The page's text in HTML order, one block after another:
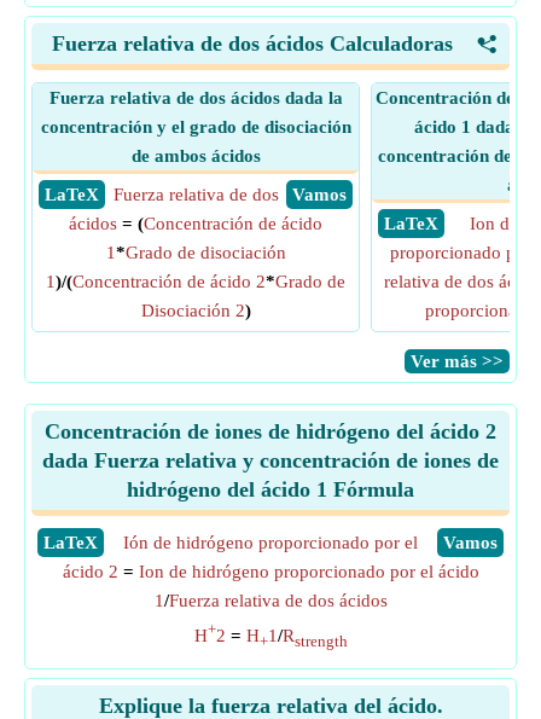
<
Fuerza relativa de dos ácidos Calculadoras
Fuerza relativa de dos ácidos dada la
concentración y el grado de disociación
de ambos ácidos
​ LaTeX
​ Vamos
Fuerza relativa de dos
ácidos = (Concentración de ácido
1*Grado de disociación
1)/(Concentración de ácido 2*Grado de
Disociación 2)
Concentración de
ácido 1 dada
concentración de
​ LaTeX
Ion de
proporcionado por
relativa de dos
​Ver más >>
Concentración de iones de hidrógeno del ácido 2
dada Fuerza relativa y concentración de iones de
hidrógeno del ácido 1 Fórmula
​LaTeX ​Vamos
Ión de hidrógeno proporcionado por el
ácido 2 = Ion de hidrógeno proporcionado por el ácido
1/Fuerza relativa de dos ácidos
H+2 = H+1/Rstrength
Explique la fuerza relativa del ácido.